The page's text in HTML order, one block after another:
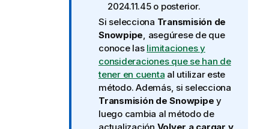
2024.11.45 o posterior.
Si selecciona Transmisión de
Snowpipe, asegúrese de que
conoce las limitaciones y
consideraciones que se han de
tener en cuenta al utilizar este
método. Además, si selecciona
Transmisión de Snowpipe y
luego cambia al método de